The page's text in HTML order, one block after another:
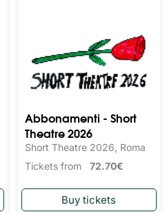
Abbonamenti - Short
Theatre 2026
Short Theatre 2026, Roma
Tickets from 72.70€